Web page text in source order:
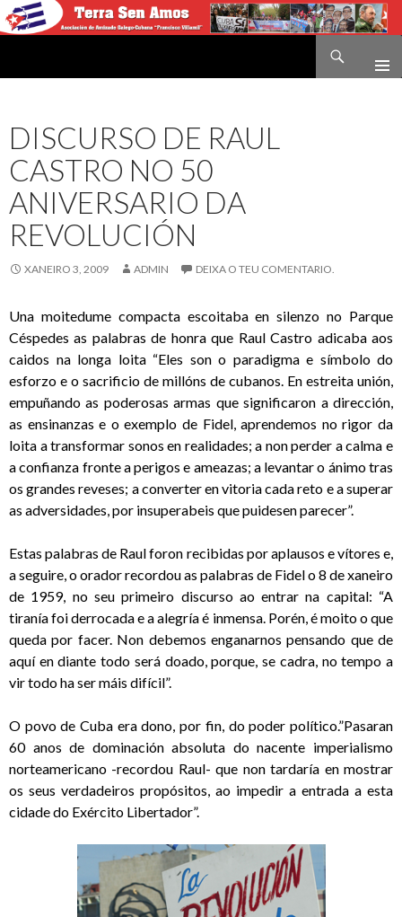
DISCURSO DE RAUL
CASTRO NO 50
ANIVERSARIO DA
REVOLUCIÓN
XANEIRO 3, 2009 ADMIN DEIXA O TEU COMENTARIO.
Una moitedume compacta escoitaba en silenzo no Parque
Céspedes as palabras de honra que Raul Castro adicaba aos
caidos na longa loita “Eles son o paradigma e símbolo do
esforzo e o sacrificio de millóns de cubanos. En estreita unión,
empuñando as poderosas armas que significaron a dirección,
as ensinanzas e o exemplo de Fidel, aprendemos no rigor da
loita a transformar sonos en realidades; a non perder a calma e
a confianza fronte a perigos e ameazas; a levantar o ánimo tras
os grandes reveses; a converter en vitoria cada reto e a superar
as adversidades, por insuperabeis que puidesen parecer”.
Estas palabras de Raul foron recibidas por aplausos e vítores e,
a seguire, o orador recordou as palabras de Fidel o 8 de xaneiro
de 1959, no seu primeiro discurso ao entrar na capital: “A
tiranía foi derrocada e a alegría é inmensa. Porén, é moito o que
queda por facer. Non debemos enganarnos pensando que de
aquí en diante todo será doado, porque, se cadra, no tempo a
vir todo ha ser máis difícil”.
O povo de Cuba era dono, por fin, do poder político.”Pasaran
60 anos de dominación absoluta do nacente imperialismo
norteamericano -recordou Raul- que non tardaría en mostrar
os seus verdadeiros propósitos, ao impedir a entrada a esta
cidade do Exército Libertador”.